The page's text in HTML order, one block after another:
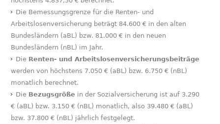
Die Bemessungsgrenze für die Renten- und
Arbeitslosenversicherung beträgt 84.600 € in den alten
Bundesländern (aBL) bzw. 81.000 € in den neuen
Bundesländern (nBL) im Jahr.
Die Renten- und Arbeitslosenversicherungsbeiträge
werden von höchstens 7.050 € (aBL) bzw. 6.750 € (nBL)
monatlich berechnet.
Die Bezugsgröße in der Sozialversicherung ist auf 3.290
€ (aBL) bzw. 3.150 € (nBL) monatlich, also 39.480 € (aBL)
bzw. 37.800 € (nBL) jährlich festgelegt.